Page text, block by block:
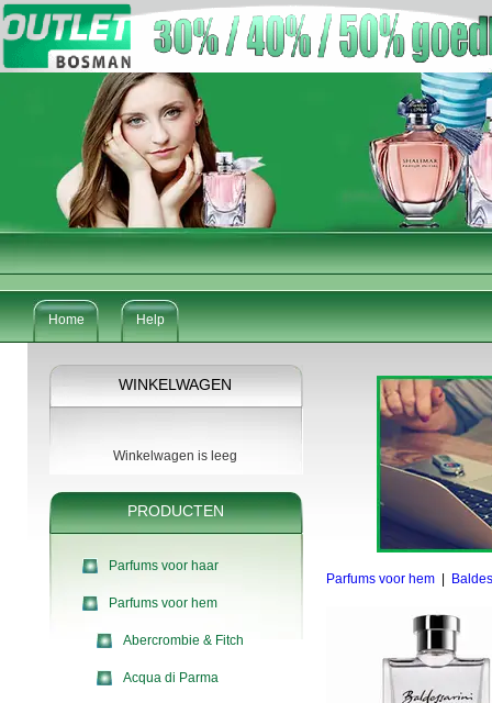
Home Help
WINKELWAGEN
Winkelwagen is leeg
PRODUCTEN
Parfums voor haar
Parfums voor hem
Abercrombie & Fitch
Acqua di Parma
Parfums voor hem